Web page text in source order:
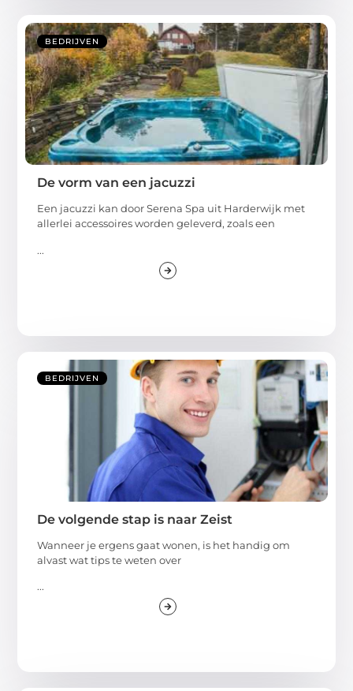
BEDRIJVEN
De vorm van een jacuzzi
Een jacuzzi kan door Serena Spa uit Harderwijk met
allerlei accessoires worden geleverd, zoals een
...
BEDRIJVEN
De volgende stap is naar Zeist
Wanneer je ergens gaat wonen, is het handig om
alvast wat tips te weten over
...